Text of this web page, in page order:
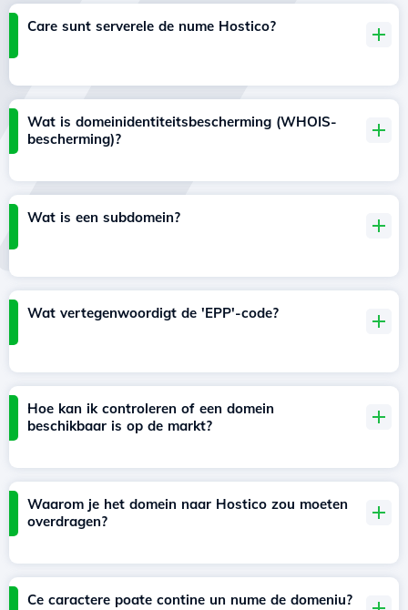
Care sunt serverele de nume Hostico?
Wat is domeinidentiteitsbescherming (WHOIS-
bescherming)?
Wat is een subdomein?
Wat vertegenwoordigt de 'EPP'-code?
Hoe kan ik controleren of een domein
beschikbaar is op de markt?
Waarom je het domein naar Hostico zou moeten
overdragen?
Ce caractere poate contine un nume de domeniu?